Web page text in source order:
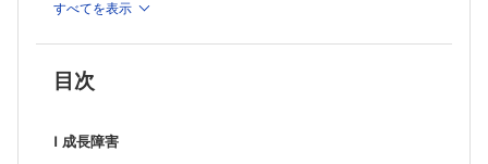
すべてを表示
目次
Ⅰ 成長障害